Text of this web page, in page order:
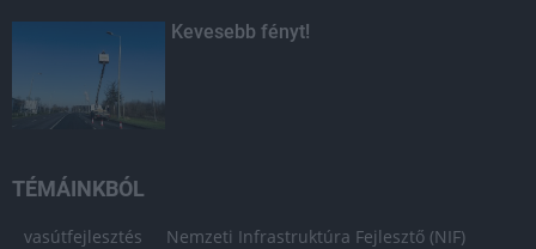
Kevesebb fényt!
TÉMÁINKBÓL
vasútfejlesztés Nemzeti Infrastruktúra Fejlesztő (NIF)